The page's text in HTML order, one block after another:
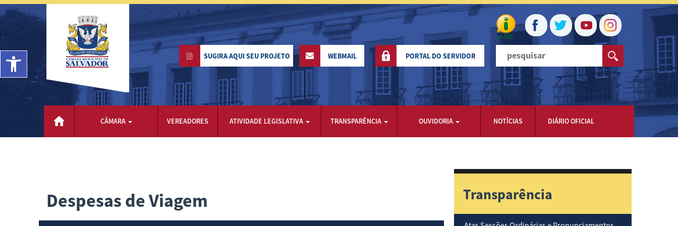
SUGIRA AQUI SEU PROJETO WEBMAIL PORTAL DO SERVIDOR
CÂMARA VEREADORES ATIVIDADE LEGISLATIVA TRANSPARÊNCIA OUVIDORIA NOTÍCIAS DIÁRIO OFICIAL
Despesas de Viagem Transparência
Barra de Ferramentas Aberta